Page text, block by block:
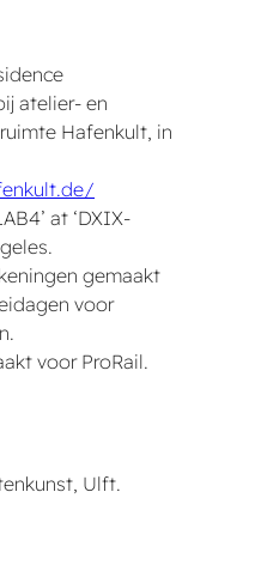
atelier- en
Hafenkult, in
nkult.de/
at ‘DXIX-
gemaakt
voor
voor ProRail.
Ulft.